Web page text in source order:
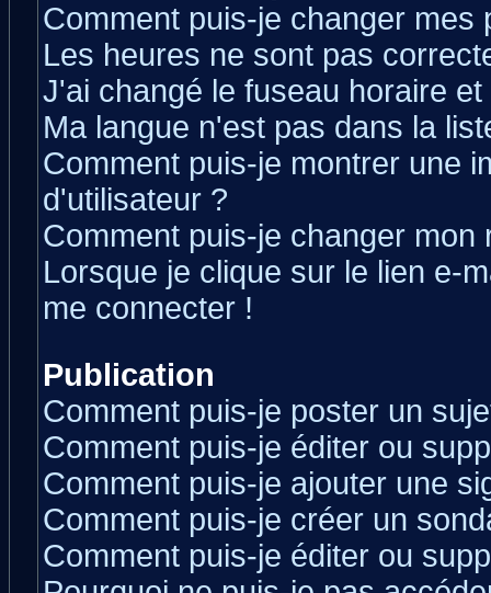
Comment puis-je changer mes
Les heures ne sont pas
J'ai changé le fuseau horaire
Ma langue n'est pas dans la
Comment puis-je montrer une
d'utilisateur ?
Comment puis-je changer mon
Lorsque je clique sur le lien e-
me connecter !
Publication
Comment puis-je poster un
Comment puis-je éditer ou
Comment puis-je ajouter une
Comment puis-je créer un
Comment puis-je éditer ou